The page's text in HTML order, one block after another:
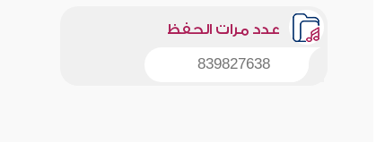
عدد مرات الحفظ
839827638